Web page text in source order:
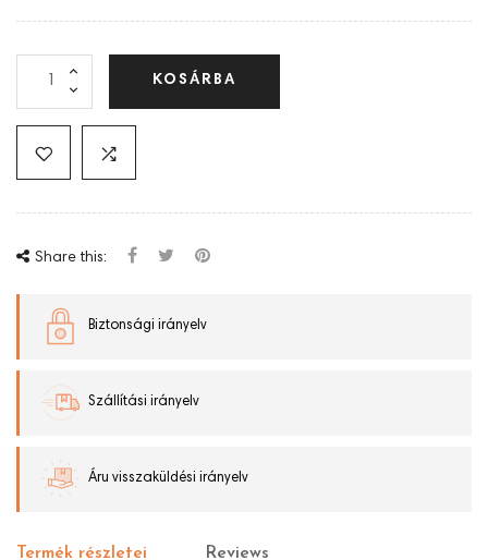
KOSÁRBA
Share this:
Biztonsági irányelv
Szállítási irányelv
Áru visszaküldési irányelv
Termék részletei Reviews